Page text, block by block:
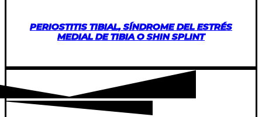
PERIOSTITIS TIBIAL, SÍNDROME DEL ESTRÉS
MEDIAL DE TIBIA O SHIN SPLINT